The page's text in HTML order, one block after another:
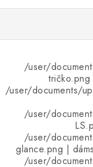
/user/
/user/documents/
/user/
/user/
glance.png |
/user/